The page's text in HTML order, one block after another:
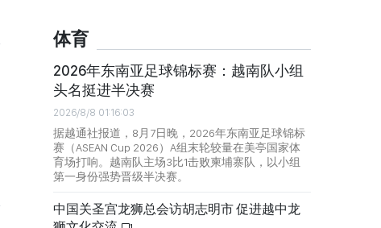
体育
2026年东南亚足球锦标赛：越南队小组
头名挺进半决赛
2026/8/8 01:16:03
据越通社报道，8月7日晚，2026年东南亚足球锦标
赛（ASEAN Cup 2026）A组末轮较量在美亭国家体
育场打响。越南队主场3比1击败柬埔寨队，以小组
第一身份强势晋级半决赛。
中国关圣宫龙狮总会访胡志明市 促进越中龙